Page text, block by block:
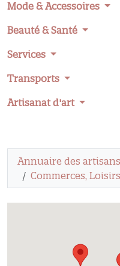
Mode & Accessoires
Beauté & Santé
Services
Transports
Artisanat d'art
Annuaire des
Commerces,